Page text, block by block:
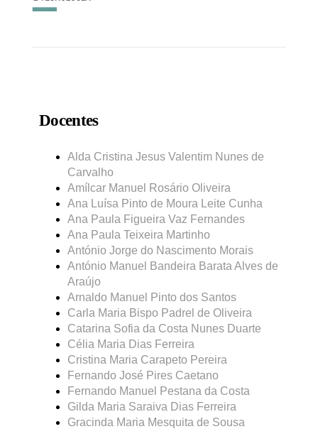
Docentes
Alda Cristina Jesus Valentim Nunes de
Carvalho
Amílcar Manuel Rosário Oliveira
Ana Luísa Pinto de Moura Leite Cunha
Ana Paula Figueira Vaz Fernandes
Ana Paula Teixeira Martinho
António Jorge do Nascimento Morais
António Manuel Bandeira Barata Alves de
Araújo
Arnaldo Manuel Pinto dos Santos
Carla Maria Bispo Padrel de Oliveira
Catarina Sofia da Costa Nunes Duarte
Célia Maria Dias Ferreira
Cristina Maria Carapeto Pereira
Fernando José Pires Caetano
Fernando Manuel Pestana da Costa
Gilda Maria Saraiva Dias Ferreira
Gracinda Maria Mesquita de Sousa